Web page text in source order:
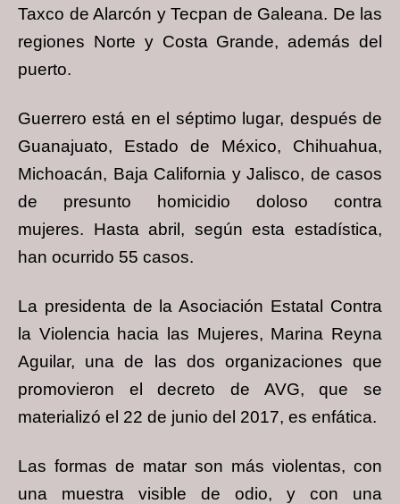
Taxco de Alarcón y Tecpan de Galeana. De las
regiones Norte y Costa Grande, además del
puerto.
Guerrero está en el séptimo lugar, después de
Guanajuato, Estado de México, Chihuahua,
Michoacán, Baja California y Jalisco, de casos
de presunto homicidio doloso contra
mujeres. Hasta abril, según esta estadística,
han ocurrido 55 casos.
La presidenta de la Asociación Estatal Contra
la Violencia hacia las Mujeres, Marina Reyna
Aguilar, una de las dos organizaciones que
promovieron el decreto de AVG, que se
materializó el 22 de junio del 2017, es enfática.
Las formas de matar son más violentas, con
una muestra visible de odio, y con una